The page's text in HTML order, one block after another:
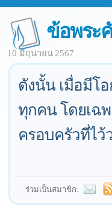
ข้อพระ
10 มิถุนายน 2567
ดังนั้น เมื่อมีโ
ทุกคน โดยเฉ
ครอบครัวที่ไว้
ร่วมเป็นสมาชิก: